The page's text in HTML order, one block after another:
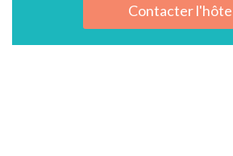
Contacter l'hôte